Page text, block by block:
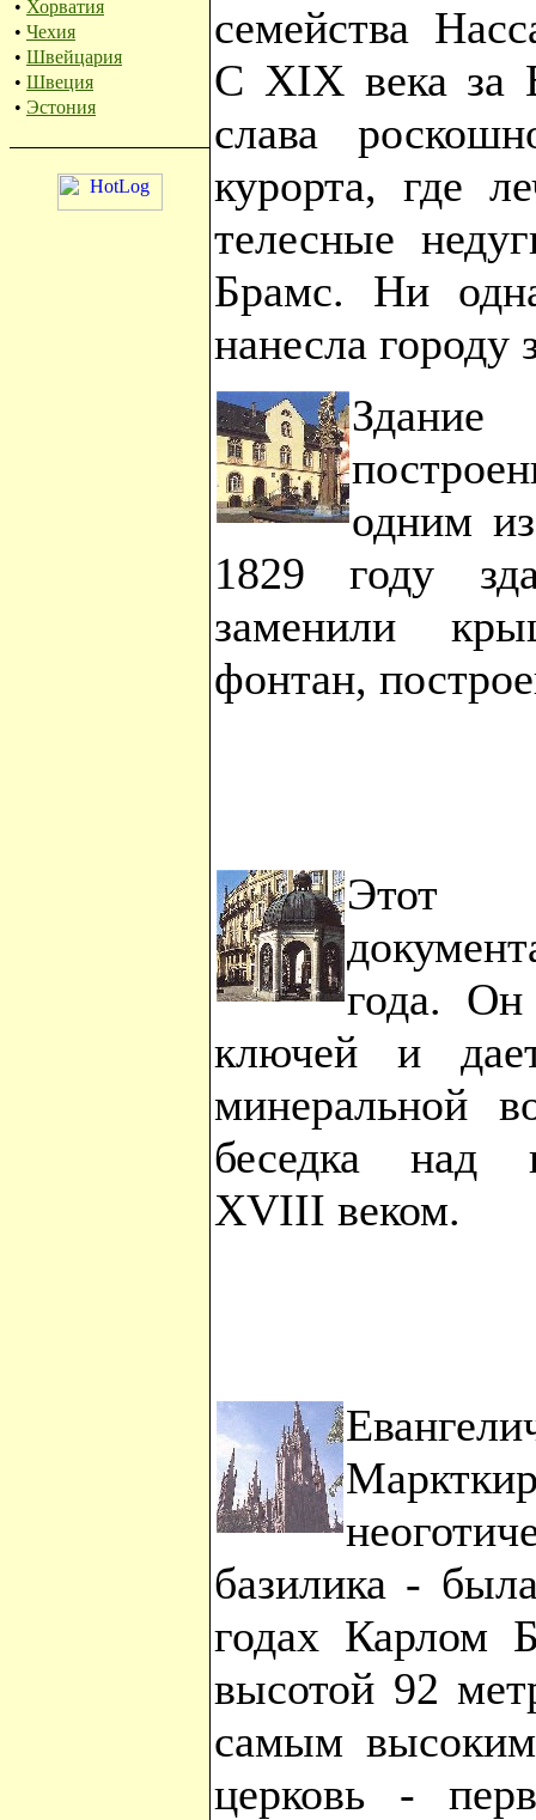
• Хорватия
• Чехия
• Швейцария
• Швеция
• Эстония
семейства
С XIХ века за
слава
курорта, где
телесные
Брамс. Ни
нанесла городу
одним
1829 году
заменили
фонтан,
Этот
года. Он
ключей и
минеральной
беседка над
XVIII веком.
базилика -
годах Карлом
высотой 92
самым
церковь -